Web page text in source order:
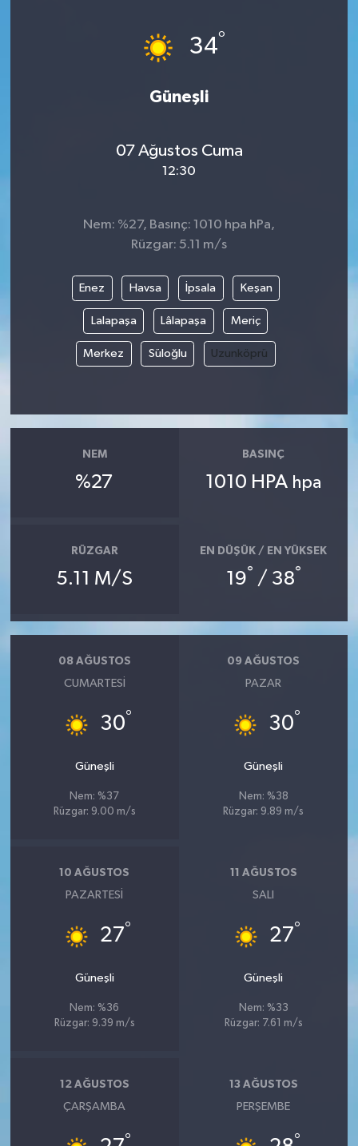
34°
Güneşli
07 Ağustos Cuma
12:30
Nem: %27, Basınç: 1010 hpa hPa,
Rüzgar: 5.11 m/s
Enez Havsa İpsala Keşan
Lalapaşa Lâlapaşa Meriç
Merkez Süloğlu Uzunköprü
NEM
%27
BASINÇ
1010 HPA hpa
RÜZGAR
5.11 M/S
EN DÜŞÜK / EN YÜKSEK
19° / 38°
08 AĞUSTOS
CUMARTESI
30°
Güneşli
Nem: %37
Rüzgar: 9.00 m/s
09 AĞUSTOS
PAZAR
30°
Güneşli
Nem: %38
Rüzgar: 9.89 m/s
10 AĞUSTOS
PAZARTESI
27°
Güneşli
Nem: %36
Rüzgar: 9.39 m/s
11 AĞUSTOS
SALI
27°
Güneşli
Nem: %33
Rüzgar: 7.61 m/s
12 AĞUSTOS
ÇARŞAMBA
°
13 AĞUSTOS
PERŞEMBE
°
Akhisar Emlak
Etiketler
Yaşam
Kadın
Teknoloji
Yerel Haber
Etiketler